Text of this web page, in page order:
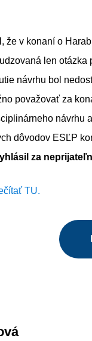
že v konaní o
len otázka
návrhu bol
považovať za
návrhu
dôvodov ESĽP
za
TU.